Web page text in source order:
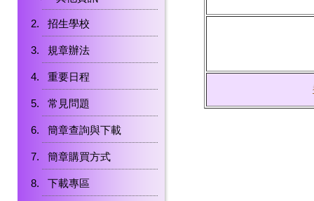
招生學校
規章辦法
重要日程
常見問題
簡章查詢與下載
簡章購買方式
下載專區